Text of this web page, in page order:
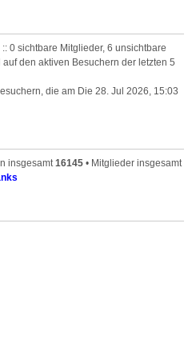
0 sichtbare Mitglieder, 6 unsichtbare
den aktiven Besuchern der letzten 5
die am Die 28. Jul 2026, 15:03
insgesamt16145 • Mitglieder insgesamt